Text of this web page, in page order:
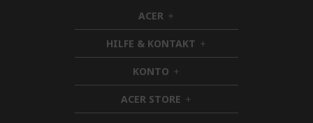
ACER h
i
d
d
e
n
HILFE & KONTAKT h
i
d
n
KONTO h
i
d
d
ACER STORE h
i